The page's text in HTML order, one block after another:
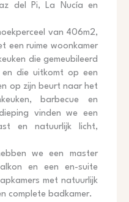
del Pi, La Nucía en
van 406m2,
een ruime woonkamer
die gemeubileerd
die uitkomt op een
op zijn beurt naar het
barbecue en
vinden we een
en natuurlijk licht,
we een master
en een en-suite
met natuurlijk
complete badkamer.